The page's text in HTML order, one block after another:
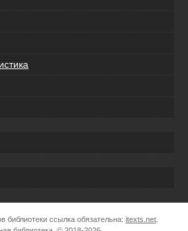
библиотеки ссылка обязательна: itexts.net